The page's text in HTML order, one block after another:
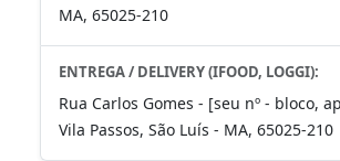
MA, 65025-210
ENTREGA / DELIVERY (IFOOD, LOGGI):
Rua Carlos Gomes - [seu nº - bloco,
Vila Passos, São Luís - MA, 65025-210